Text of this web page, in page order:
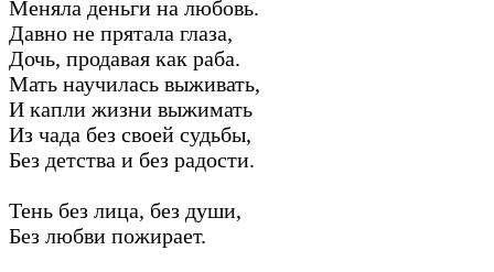
Меняла деньги на любовь.
Давно не прятала глаза,
Дочь, продавая как раба.
Мать научилась выживать,
И капли жизни выжимать
Из чада без своей судьбы,
Без детства и без радости.
Тень без лица, без души,
Без любви пожирает.